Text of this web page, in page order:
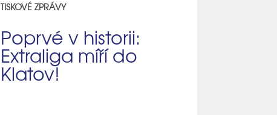
TISKOVÉ ZPRÁVY
Poprvé v historii:
Extraliga míří do
Klatov!